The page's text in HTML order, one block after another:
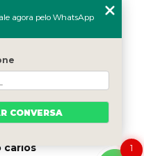
carlos
1
agora pelo WhatsApp
CONVERSA